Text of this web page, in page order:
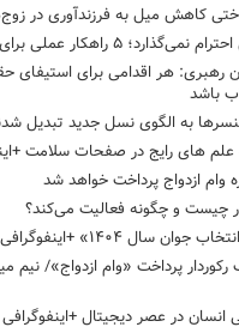
کاهش میل به فرزندآوری در
راهکار عملی برای معکوس کردن این رفتار
رهبری: هر اقدامی برای استیفای
باشد
به الگوی نسل جدید تبدیل
چیست و چگونه فعالیت می‌کند؟
سال ۱۴۰۴» +اینفوگرافی
۳ بانک رکوردار پرداخت «وام
انسان در عصر دیجیتال +اینفوگرافی